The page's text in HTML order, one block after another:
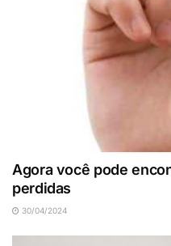
Agora você pode
perdidas
30/04/2024